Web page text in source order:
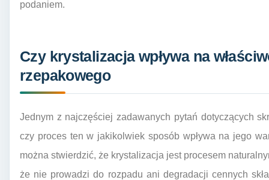
podaniem.
Czy krystalizacja wpływa na
rzepakowego
Jednym z najczęściej zadawanych pytań dotyczących
czy proces ten w jakikolwiek sposób wpływa na jego
można stwierdzić, że krystalizacja jest procesem
że nie prowadzi do rozpadu ani degradacji cennych